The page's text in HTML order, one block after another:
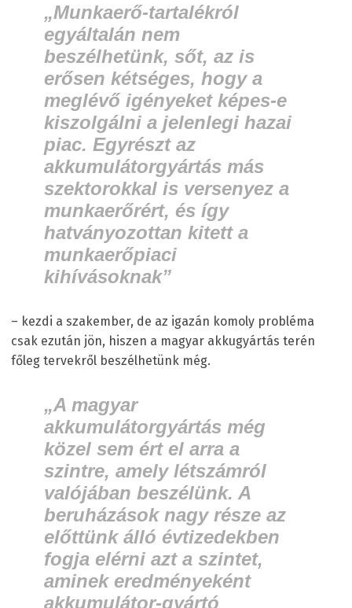
„Munkaerő-tartalékról
egyáltalán nem
beszélhetünk, sőt, az is
erősen kétséges, hogy a
meglévő igényeket képes-e
kiszolgálni a jelenlegi hazai
piac. Egyrészt az
akkumulátorgyártás más
szektorokkal is versenyez a
munkaerőrért, és így
hatványozottan kitett a
munkaerőpiaci
kihívásoknak”
– kezdi a szakember, de az igazán komoly probléma
csak ezután jön, hiszen a magyar akkugyártás terén
főleg tervekről beszélhetünk még.
„A magyar
akkumulátorgyártás még
közel sem ért el arra a
szintre, amely létszámról
valójában beszélünk. A
beruházások nagy része az
előttünk álló évtizedekben
fogja elérni azt a szintet,
aminek eredményeként
akkumulátor-gyártó